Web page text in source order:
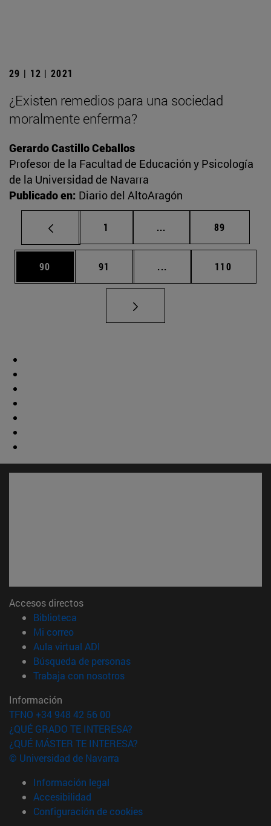
29 | 12 | 2021
¿Existen remedios para una sociedad
moralmente enferma?
Gerardo Castillo Ceballos
Profesor de la Facultad de Educación y Psicología
de la Universidad de Navarra
Publicado en: Diario del AltoAragón
Página
1 ... Páginas intermedias
Página
89
Página
90 Página
91 ... Páginas intermedias
Página
110
Accesos directos
Biblioteca
Mi correo(abre en nueva ventana)
Aula virtual ADI
Búsqueda de personas(abre en nueva ventana)
Trabaja con nosotros(abre en nueva ventana)
Información
TFNO +34 948 42 56 00
¿QUÉ GRADO TE INTERESA?
¿QUÉ MÁSTER TE INTERESA?
© Universidad de Navarra
Información legal
Accesibilidad
Configuración de cookies